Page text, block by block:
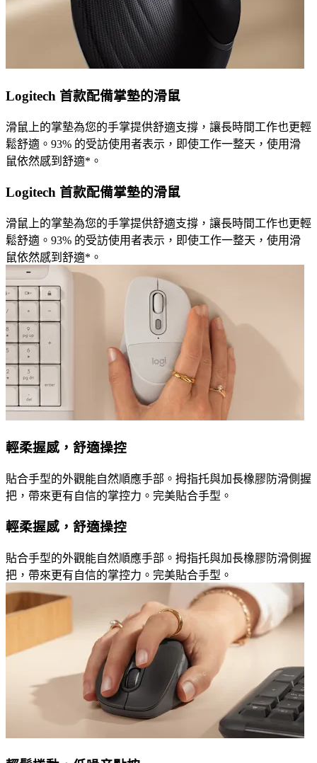
Logitech 首款配備掌墊的滑鼠
滑鼠上的掌墊為您的手掌提供舒適支撐，讓長時間工作也更輕
鬆舒適。93% 的受訪使用者表示，即使工作一整天，使用滑
鼠依然感到舒適*。
Logitech 首款配備掌墊的滑鼠
滑鼠上的掌墊為您的手掌提供舒適支撐，讓長時間工作也更輕
鬆舒適。93% 的受訪使用者表示，即使工作一整天，使用滑
鼠依然感到舒適*。
輕柔握感，舒適操控
貼合手型的外觀能自然順應手部。拇指托與加長橡膠防滑側握
把，帶來更有自信的掌控力。完美貼合手型。
輕柔握感，舒適操控
貼合手型的外觀能自然順應手部。拇指托與加長橡膠防滑側握
把，帶來更有自信的掌控力。完美貼合手型。